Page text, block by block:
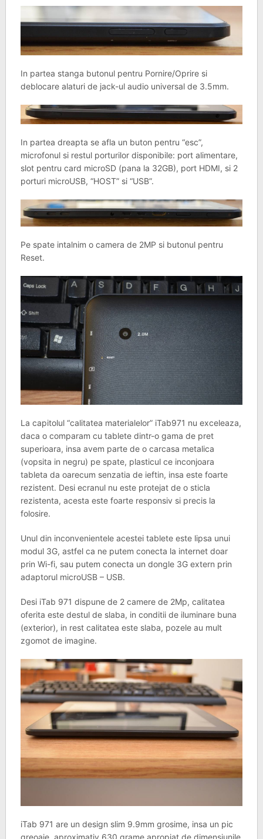
In partea stanga butonul pentru Pornire/Oprire si
deblocare alaturi de jack-ul audio universal de 3.5mm.
In partea dreapta se afla un buton pentru “esc”,
microfonul si restul porturilor disponibile: port alimentare,
slot pentru card microSD (pana la 32GB), port HDMI, si 2
porturi microUSB, “HOST” si “USB”.
Pe spate intalnim o camera de 2MP si butonul pentru
Reset.
La capitolul “calitatea materialelor” iTab971 nu exceleaza,
daca o comparam cu tablete dintr-o gama de pret
superioara, insa avem parte de o carcasa metalica
(vopsita in negru) pe spate, plasticul ce inconjoara
tableta da oarecum senzatia de ieftin, insa este foarte
rezistent. Desi ecranul nu este protejat de o sticla
rezistenta, acesta este foarte responsiv si precis la
folosire.
Unul din inconvenientele acestei tablete este lipsa unui
modul 3G, astfel ca ne putem conecta la internet doar
prin Wi-fi, sau putem conecta un dongle 3G extern prin
adaptorul microUSB – USB.
Desi iTab 971 dispune de 2 camere de 2Mp, calitatea
oferita este destul de slaba, in conditii de iluminare buna
(exterior), in rest calitatea este slaba, pozele au mult
zgomot de imagine.
iTab 971 are un design slim 9.9mm grosime, insa un pic